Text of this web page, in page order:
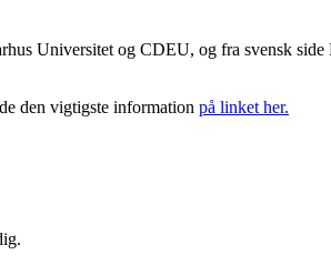
Universitet og CDEU, og fra svensk
den vigtigste information på linket her.